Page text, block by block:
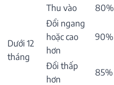
Dưới 12
tháng
Thu vào
80%
Đổi ngang
hoặc cao
hơn
90%
Đổi thấp
hơn
85%